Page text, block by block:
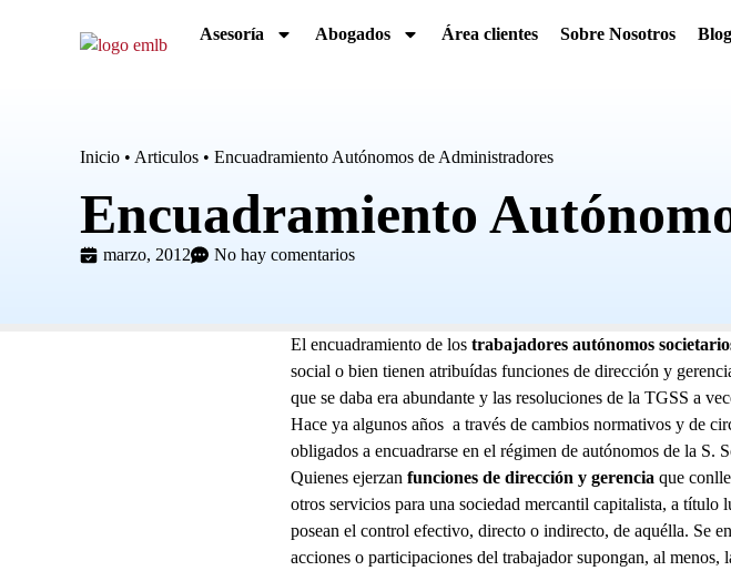
Asesoría Abogados Área clientes Sobre Nosotros Blog
Inicio • Articulos • Encuadramiento Autónomos de Administradores
Encuadramiento
marzo, 2012 No hay comentarios
El encuadramiento de los trabajadores autónomos
social o bien tienen atribuídas funciones de dirección y
que se daba era abundante y las resoluciones de la TGSS a
Hace ya algunos años a través de cambios normativos y de
obligados a encuadrarse en el régimen de autónomos de la S.
Quienes ejerzan funciones de dirección y gerencia que
otros servicios para una sociedad mercantil capitalista, a
posean el control efectivo, directo o indirecto, de aquélla. Se
acciones o participaciones del trabajador supongan, al menos,